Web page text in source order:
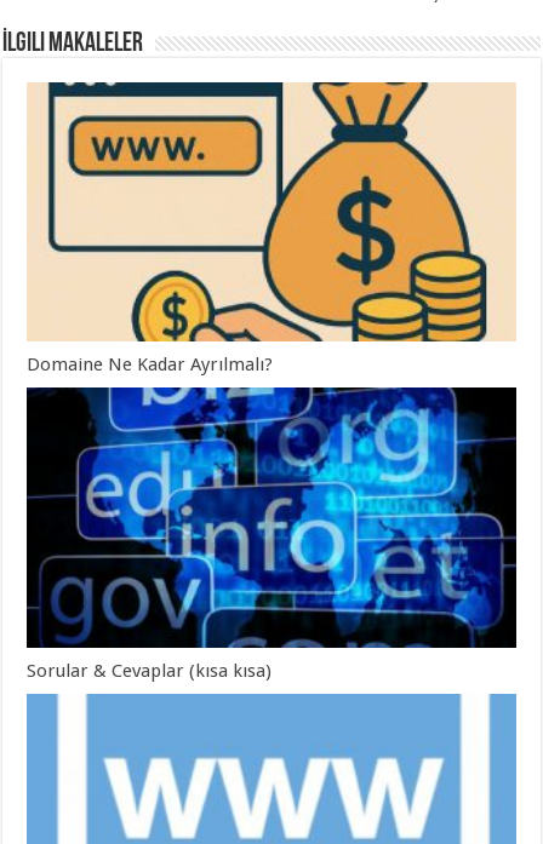
İlgili Makaleler
Domaine Ne Kadar Ayrılmalı?
Sorular & Cevaplar (kısa kısa)